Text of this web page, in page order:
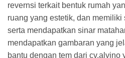
revernsi terkait bentuk rumah
ruang yang estetik, dan
serta mendapatkan sinar
mendapatkan gambaran yang
bantu dengan tem dari cv.alvino